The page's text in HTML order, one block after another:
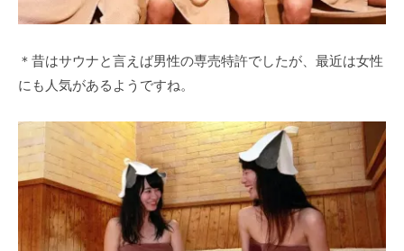
＊昔はサウナと言えば男性の専売特許でしたが、最近は女性
にも人気があるようですね。